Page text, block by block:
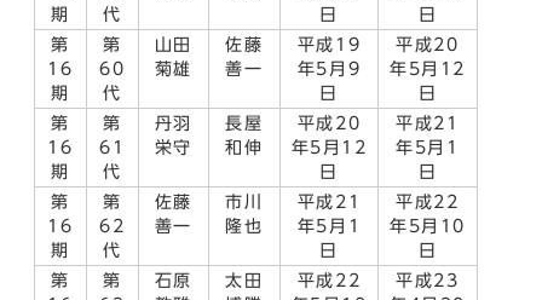
期
代
日
日
第
16
期
第
60
代
山田
菊雄
佐藤
善一
平成19
年5月9
日
平成20
年5月12
日
第
16
期
第
61
代
丹羽
栄守
長屋
和伸
平成20
年5月12
日
平成21
年5月1
日
第
16
期
第
62
代
佐藤
善一
市川
隆也
平成21
年5月1
日
平成22
年5月10
日
第
第
石原
太田
平成22
平成23